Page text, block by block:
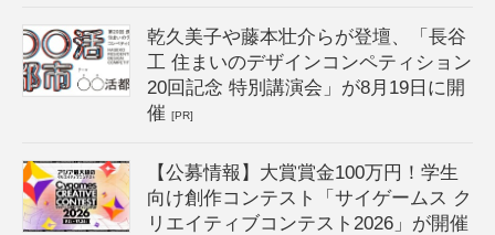
乾久美子や藤本壮介らが登壇、「長谷
工 住まいのデザインコンペティション
20回記念 特別講演会」が8月19日に開
催[PR]
【公募情報】大賞賞金100万円！学生
向け創作コンテスト「サイゲームス ク
リエイティブコンテスト2026」が開催